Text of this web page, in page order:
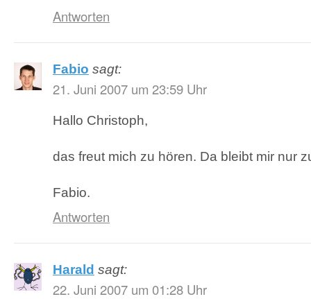
Antworten
Fabio sagt:
21. Juni 2007 um 23:59 Uhr
Hallo Christoph,
das freut mich zu hören. Da bleibt mir nur
Fabio.
Antworten
Harald sagt:
22. Juni 2007 um 01:28 Uhr